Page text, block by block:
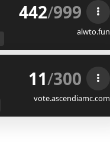
442/999
alwto.fun
11/300
vote.ascendiamc.com